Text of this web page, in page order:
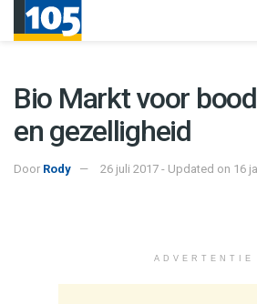
Bio Markt voor
en gezelligheid
Door Rody 26 juli 2017 - Updated on 16
ADVERTENTIE